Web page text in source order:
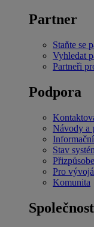
Partner
Staňte se
Vyhledat
Partneři
Podpora
Návody a
Stav
Pro
Komunita
Společnost